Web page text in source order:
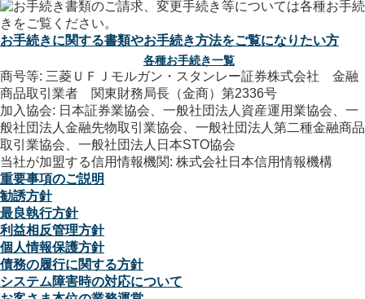
お手続きに関する書類やお手続き方法をご覧になりたい方
各種お手続き一覧
商号等: 三菱ＵＦＪモルガン・スタンレー証券株式会社 金融
商品取引業者 関東財務局長（金商）第2336号
加入協会: 日本証券業協会、一般社団法人資産運用業協会、一
般社団法人金融先物取引業協会、一般社団法人第二種金融商品
取引業協会、一般社団法人日本STO協会
当社が加盟する信用情報機関: 株式会社日本信用情報機構
重要事項のご説明
勧誘方針
最良執行方針
利益相反管理方針
個人情報保護方針
債務の履行に関する方針
システム障害時の対応について